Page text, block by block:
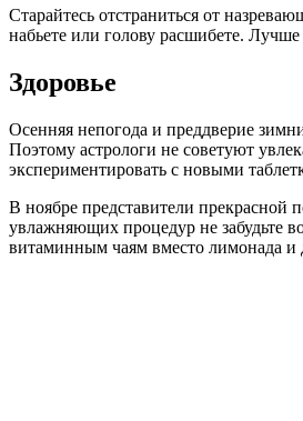
Старайтесь отстраниться от
набьете или голову расшибете.
Здоровье
Осенняя непогода и преддверие
Поэтому астрологи не советуют
экспериментировать с новыми
В ноябре представители
увлажняющих процедур не забудьте
витаминным чаям вместо лимонада и